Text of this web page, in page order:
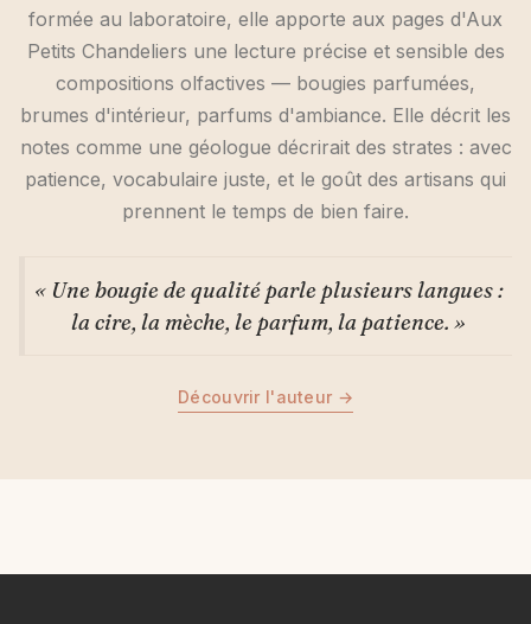
formée au laboratoire, elle apporte aux pages d'Aux
Petits Chandeliers une lecture précise et sensible des
compositions olfactives — bougies parfumées,
brumes d'intérieur, parfums d'ambiance. Elle décrit les
notes comme une géologue décrirait des strates : avec
patience, vocabulaire juste, et le goût des artisans qui
prennent le temps de bien faire.
« Une bougie de qualité parle plusieurs langues :
la cire, la mèche, le parfum, la patience. »
Découvrir l'auteur →